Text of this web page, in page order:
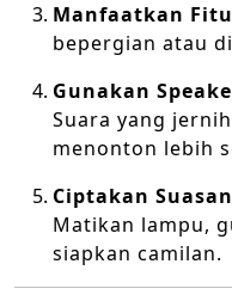
Manfaatkan
bepergian atau
Gunakan
Suara yang
menonton lebih
Ciptakan
Matikan lampu,
siapkan camilan.